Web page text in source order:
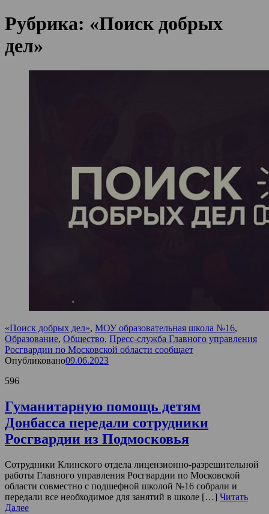
Рубрика: «Поиск добрых
дел»
«Поиск добрых дел», МОУ образовательная школа №16,
Образование, Общество, Пресс-служба Главного управления
Росгвардии по Московской области сообщает
Опубликовано09.06.2023
596
Гуманитарную помощь детям
Донбасса передали сотрудники
Росгвардии из Подмосковья
Сотрудники Клинского отдела лицензионно-разрешительной
работы Главного управления Росгвардии по Московской
области совместно с подшефной школой №16 собрали и
передали все необходимое для занятий в школе […] Читать
Далее